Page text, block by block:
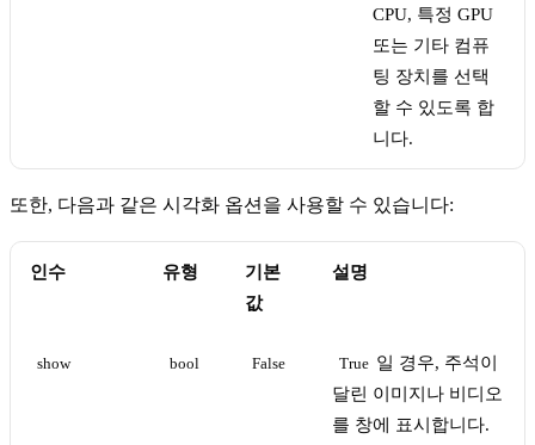
CPU, 특정 GPU
또는 기타 컴퓨
팅 장치를 선택
할 수 있도록 합
니다.
또한, 다음과 같은 시각화 옵션을 사용할 수 있습니다:
인수 유형
기본
값
설명
show bool False True 일 경우, 주석이
달린 이미지나 비디오
를 창에 표시합니다.